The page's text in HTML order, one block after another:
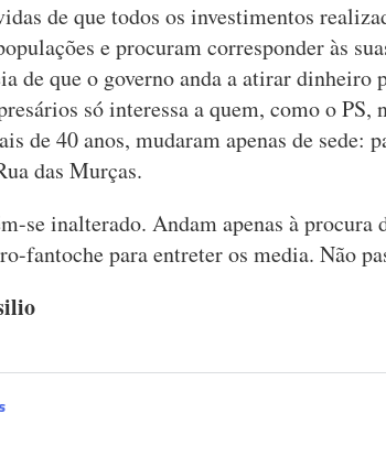
de que todos os investimentos
e procuram corresponder às
de que o governo anda a atirar dinheiro
só interessa a quem, como o PS,
de 40 anos, mudaram apenas de sede:
das Murças.
se inalterado. Andam apenas à procura
fantoche para entreter os media. Não